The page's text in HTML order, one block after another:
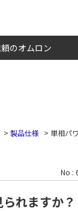
のオムロン
> 製品仕様 > 単相パ
No :
れますか？